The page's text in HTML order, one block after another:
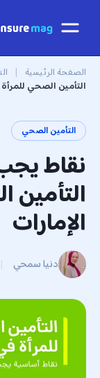
الصفحة الرئيسية |
التأمين الصحي
التأمين الصحي
نقاط
الإمارات
دنيا سمحي |